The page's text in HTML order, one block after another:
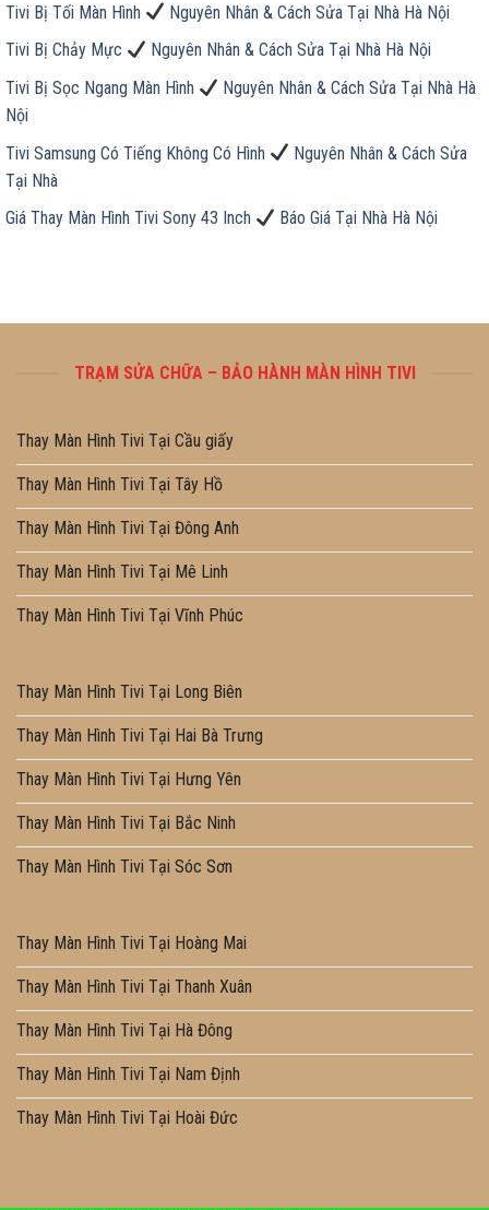
Tivi Bị Tối Màn Hình
Nguyên Nhân & Cách Sửa Tại Nhà Hà Nội
Tivi Bị Chảy Mực
Nguyên Nhân & Cách Sửa Tại Nhà Hà Nội
Tivi Bị Sọc Ngang Màn Hình
Nguyên Nhân & Cách Sửa Tại Nhà Hà
Nội
Tivi Samsung Có Tiếng Không Có Hình
Nguyên Nhân & Cách Sửa
Tại Nhà
Giá Thay Màn Hình Tivi Sony 43 Inch
Báo Giá Tại Nhà Hà Nội
TRẠM SỬA CHỮA – BẢO HÀNH MÀN HÌNH TIVI
Thay Màn Hình Tivi Tại Cầu giấy
Thay Màn Hình Tivi Tại Tây Hồ
Thay Màn Hình Tivi Tại Đông Anh
Thay Màn Hình Tivi Tại Mê Linh
Thay Màn Hình Tivi Tại Vĩnh Phúc
Thay Màn Hình Tivi Tại Long Biên
Thay Màn Hình Tivi Tại Hai Bà Trưng
Thay Màn Hình Tivi Tại Hưng Yên
Thay Màn Hình Tivi Tại Bắc Ninh
Thay Màn Hình Tivi Tại Sóc Sơn
Thay Màn Hình Tivi Tại Hoàng Mai
Thay Màn Hình Tivi Tại Thanh Xuân
Thay Màn Hình Tivi Tại Hà Đông
Thay Màn Hình Tivi Tại Nam Định
Thay Màn Hình Tivi Tại Hoài Đức